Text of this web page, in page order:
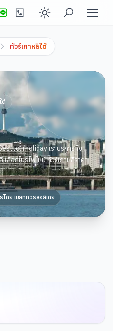
Enable dark
ทัวร์เกาหลีใต้
ต้
เราบริการทั้ง
ลือกโปรไฟไหม้ ทัวร์เกาหลีราคา
โดย เบสท์ทัวร์ฮอลิเดย์